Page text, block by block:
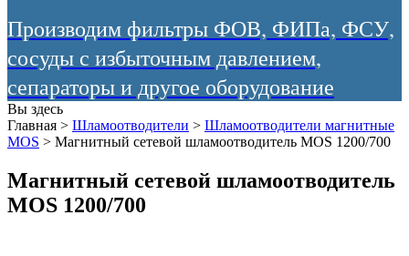
Производим фильтры ФОВ, ФИПа, ФСУ,
сосуды с избыточным давлением,
сепараторы и другое оборудование
Вы здесь
Главная > Шламоотводители > Шламоотводители магнитные
MOS > Магнитный сетевой шламоотводитель MOS 1200/700
Магнитный сетевой шламоотводитель
MOS 1200/700